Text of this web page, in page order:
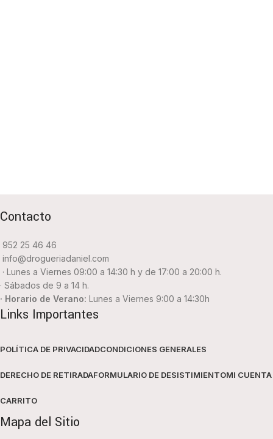
Contacto
952 25 46 46
info@drogueriadaniel.com
· Lunes a Viernes 09:00 a 14:30 h y de 17:00 a 20:00 h.
· Sábados de 9 a 14 h.
· Horario de Verano: Lunes a Viernes 9:00 a 14:30h
Links Importantes
POLÍTICA DE PRIVACIDADCONDICIONES GENERALES
DERECHO DE RETIRADAFORMULARIO DE DESISTIMIENTOMI CUENTA
CARRITO
Mapa del Sitio